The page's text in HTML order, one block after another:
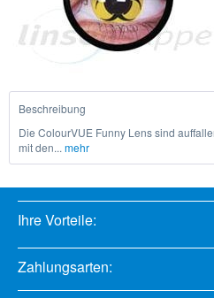
Beschreibung
Die ColourVUE Funny Lens sind
mit den... mehr
Ihre Vorteile:
Zahlungsarten: